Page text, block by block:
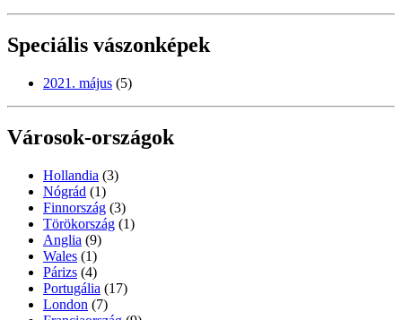
Speciális vászonképek
2021. május (5)
Városok-országok
Hollandia (3)
Nógrád (1)
Finnország (3)
Törökország (1)
Anglia (9)
Wales (1)
Párizs (4)
Portugália (17)
London (7)